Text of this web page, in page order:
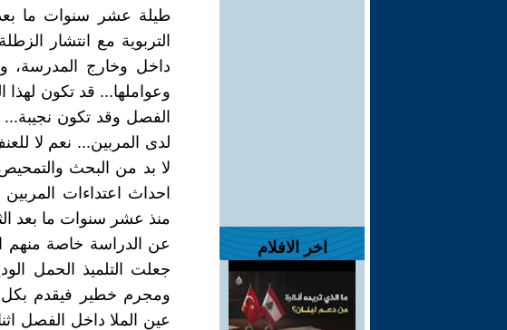
اخر الافلام
طيلة عشر سنوات ما بعد
التربوية مع انتشار
داخل وخارج المدرسة،
وعواملها... قد تكون
الفصل وقد تكون
لدى المربين... نعم لا
لا بد من البحث
احداث اعتداءات المربين
منذ عشر سنوات ما بعد
عن الدراسة خاصة منهم
جعلت التلميذ الحمل
ومجرم خطير فيقدم
عين الملا داخل الفصل